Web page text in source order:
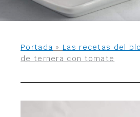
Portada » Las recetas del
de ternera con tomate